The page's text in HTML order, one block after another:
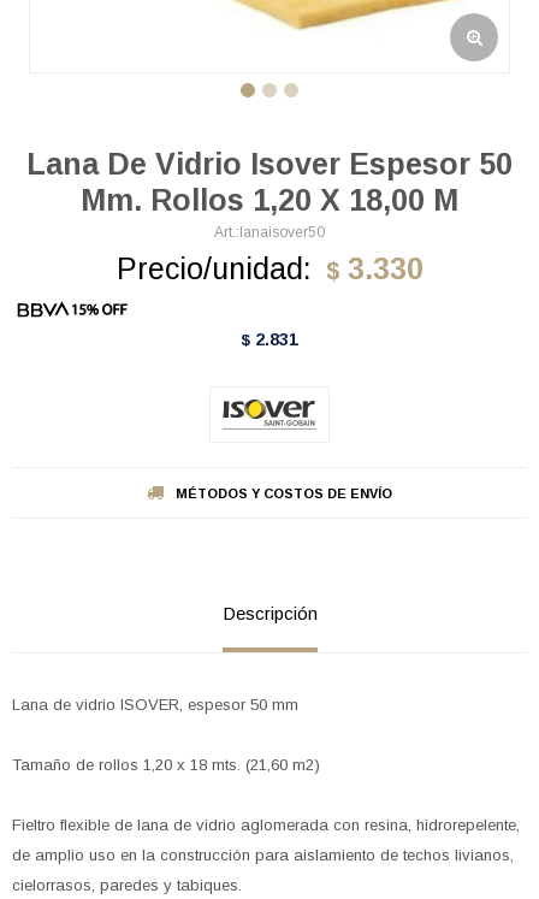
Lana De Vidrio Isover Espesor 50
Mm. Rollos 1,20 X 18,00 M
lanaisover50
Precio/unidad: $ 3.330
$ 2.831
MÉTODOS Y COSTOS DE ENVÍO
Descripción
Lana de vidrio ISOVER, espesor 50 mm
Tamaño de rollos 1,20 x 18 mts. (21,60 m2)
Fieltro flexible de lana de vidrio aglomerada con resina, hidrorepelente,
de amplio uso en la construcción para aislamiento de techos livianos,
cielorrasos, paredes y tabiques.